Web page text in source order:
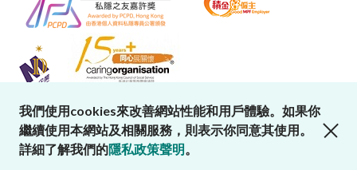
我們使用cookies來改善網站性能和用戶體驗。如果你
繼續使用本網站及相關服務，則表示你同意其使用。
詳細了解我們的隱私政策聲明。
close cookies alert